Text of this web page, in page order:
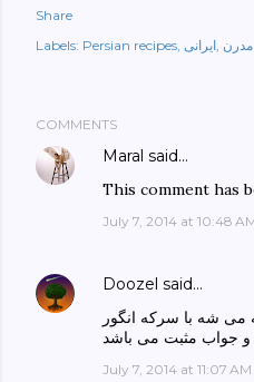
Share
Labels: Persian recipes ایرانی مدرن
COMMENTS
Maral said…
This comment has
July 7, 2014 at 10:48
Doozel said…
می شه با سرکه انگور
جواب مثبت می باشد
July 7, 2014 at 11:07 AM